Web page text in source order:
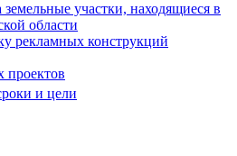
участки, находящиеся в
области
рекламных конструкций
проектов
и цели